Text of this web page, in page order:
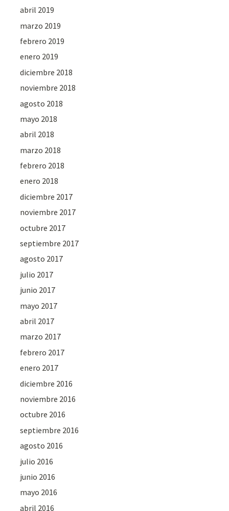
abril 2019
marzo 2019
febrero 2019
enero 2019
diciembre 2018
noviembre 2018
agosto 2018
mayo 2018
abril 2018
marzo 2018
febrero 2018
enero 2018
diciembre 2017
noviembre 2017
octubre 2017
septiembre 2017
agosto 2017
julio 2017
junio 2017
mayo 2017
abril 2017
marzo 2017
febrero 2017
enero 2017
diciembre 2016
noviembre 2016
octubre 2016
septiembre 2016
agosto 2016
julio 2016
junio 2016
mayo 2016
abril 2016